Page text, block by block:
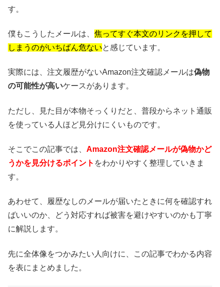
す。
僕もこうしたメールは、 焦ってすぐ本文のリンクを押して
しまうのがいちばん危ないと感じています。
実際には、注文履歴がないAmazon注文確認メールは偽物
の可能性が高いケースがあります。
ただし、見た目が本物そっくりだと、普段からネット通販
を使っている人ほど見分けにくいものです。
そこでこの記事では、 Amazon注文確認メールが偽物かど
うかを見分けるポイント をわかりやすく整理していきま
す。
あわせて、履歴なしのメールが届いたときに何を確認すれ
ばいいのか、どう対応すれば被害を避けやすいのかも丁寧
に解説します。
先に全体像をつかみたい人向けに、この記事でわかる内容
を表にまとめました。